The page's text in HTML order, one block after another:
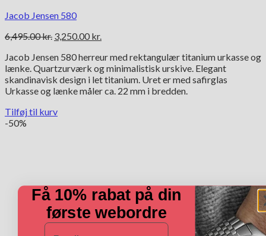
Jacob Jensen 580
6,495.00kr. Den
pris
var:
6,495.00 kr..
3,250.00 kr.
pris
er:
3,250.00 kr..
Jacob Jensen 580 herreur med rektangulær titanium urkasse og
lænke. Quartzurværk og minimalistisk urskive. Elegant
skandinavisk design i let titanium. Uret er med safirglas
Urkasse og lænke måler ca. 22 mm i bredden.
Tilføj til kurv
-50%
Få 10% rabat på din
første webordre
E-mail